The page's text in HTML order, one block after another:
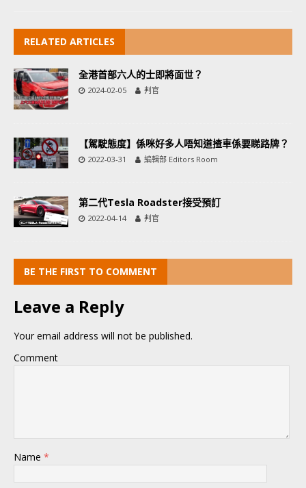
RELATED ARTICLES
全港首部六人的士即將面世？
2024-02-05 判官
【駕駛態度】係咪好多人唔知道揸車係要睇路牌？
2022-03-31 編輯部 Editors Room
第二代Tesla Roadster接受預訂
2022-04-14 判官
BE THE FIRST TO COMMENT
Leave a Reply
Your email address will not be published.
Comment
Name *